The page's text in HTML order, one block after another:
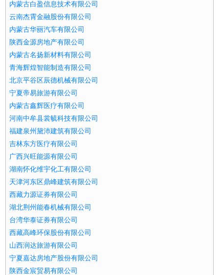
内蒙古白盈信息技术有限公司
云南杰霄金融股份有限公司
内蒙古华丽汽车有限公司
陕西金源房地产有限公司
内蒙古名扬新材料有限公司
青海辉煌智能制造有限公司
北京平谷区辰德机械有限公司
宁夏帝易旅游有限公司
内蒙古鑫辉医疗有限公司
河南中牟县裳毓科技有限公司
福建泉州黛沛建筑有限公司
吉林东方医疗有限公司
广西兴旺能源有限公司
湖南怀化维宇化工有限公司
天津河东区鼎峰建筑有限公司
西藏力源证券有限公司
湖北荆州能春机械有限公司
台湾华泰证券有限公司
西藏高峰环保股份有限公司
山西润达旅游有限公司
宁夏嘉达房地产股份有限公司
陕西金宸贸易有限公司